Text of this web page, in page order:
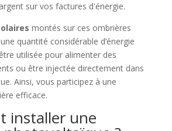
sur vos factures d'énergie.
montés sur ces ombrières
quantité considérable d’énergie
utilisée pour alimenter des
ou être injectée directement dans
Ainsi, vous participez à une
efficace.
installer une